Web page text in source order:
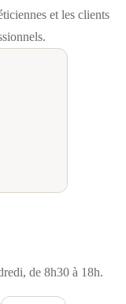
et les clients
de 8h30 à 18h.